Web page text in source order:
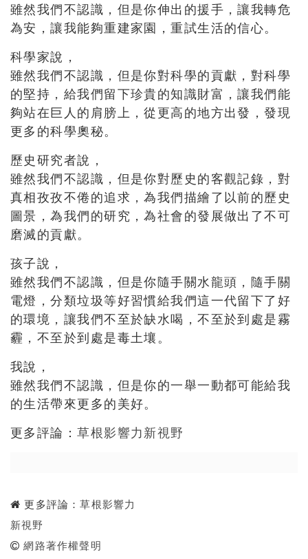
雖然我們不認識，但是你伸出的援手，讓我轉危
為安，讓我能夠重建家園，重試生活的信心。
科學家說，
雖然我們不認識，但是你對科學的貢獻，對科學
的堅持，給我們留下珍貴的知識財富，讓我們能
夠站在巨人的肩膀上，從更高的地方出發，發現
更多的科學奧秘。
歷史研究者說，
雖然我們不認識，但是你對歷史的客觀記錄，對
真相孜孜不倦的追求，為我們描繪了以前的歷史
圖景，為我們的研究，為社會的發展做出了不可
磨滅的貢獻。
孩子說，
雖然我們不認識，但是你隨手關水龍頭，隨手關
電燈，分類垃圾等好習慣給我們這一代留下了好
的環境，讓我們不至於缺水喝，不至於到處是霧
霾，不至於到處是毒土壤。
我說，
雖然我們不認識，但是你的一舉一動都可能給我
的生活帶來更多的美好。
更多評論：草根影響力新視野
更多評論：草根影響力
新視野
網路著作權聲明